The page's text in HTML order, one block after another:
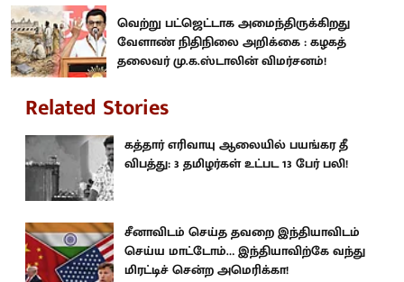
வெற்று பட்ஜெட்டாக அமைந்திருக்கிறது
வேளாண் நிதிநிலை அறிக்கை : கழகத்
தலைவர் மு.க.ஸ்டாலின் விமர்சனம்!
Related Stories
கத்தார் எரிவாயு ஆலையில் பயங்கர தீ
விபத்து: 3 தமிழர்கள் உட்பட 13 பேர் பலி!
சீனாவிடம் செய்த தவறை இந்தியாவிடம்
செய்ய மாட்டோம்… இந்தியாவிற்கே வந்து
மிரட்டிச் சென்ற அமெரிக்கா!